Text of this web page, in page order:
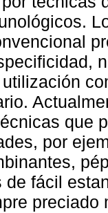
que
por
de fácil
preciado